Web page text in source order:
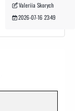
Valeriia Skorych
2026-07-16 23:49